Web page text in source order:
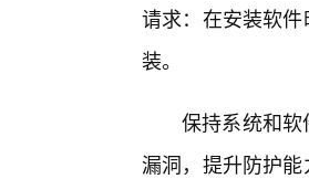
请求：在安装软
装。
保持系统和
漏洞，提升防护